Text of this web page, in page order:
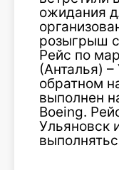
ожидания
розыгрыш
Рейс по
(Анталья) –
обратном
выполнен
Boeing.
Ульяновск